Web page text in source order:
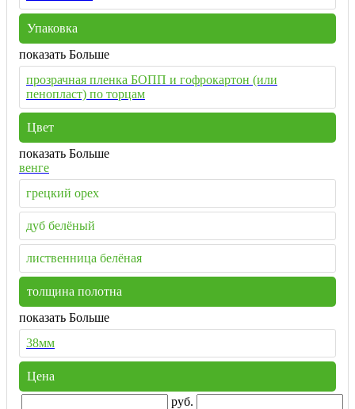
Упаковка
показать Больше
прозрачная пленка БОПП и гофрокартон (или
пенопласт) по торцам
Цвет
показать Больше
венге
грецкий орех
дуб белёный
лиственница белёная
толщина полотна
показать Больше
38мм
Цена
руб.